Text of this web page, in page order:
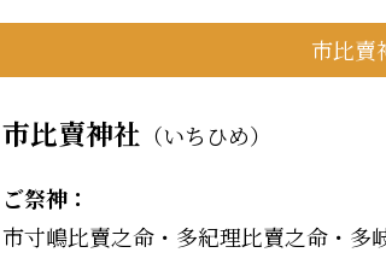
市比賣
市比賣神社 （いちひめ）
ご祭神：
市寸嶋比賣之命・多紀理比賣之命・多